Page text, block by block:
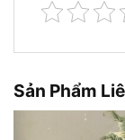
Sản Phẩm